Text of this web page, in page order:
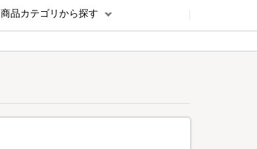
商品カテゴリから探す